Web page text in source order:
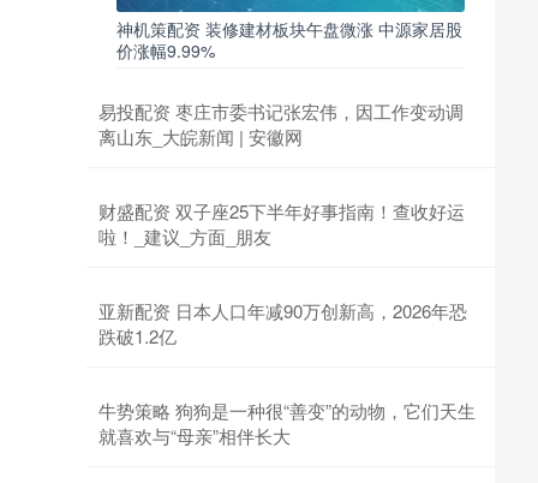
神机策配资 装修建材板块午盘微涨 中源家居股
价涨幅9.99%
易投配资 枣庄市委书记张宏伟，因工作变动调
离山东_大皖新闻 | 安徽网
财盛配资 双子座25下半年好事指南！查收好运
啦！_建议_方面_朋友
亚新配资 日本人口年减90万创新高，2026年恐
跌破1.2亿
牛势策略 狗狗是一种很“善变”的动物，它们天生
就喜欢与“母亲”相伴长大